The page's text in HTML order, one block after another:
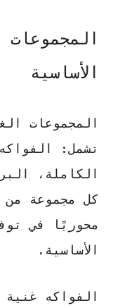
الأساسية
المجموعات
تشمل:
الكاملة،
كل مجموعة من
محوريًا في
الأساسية.
الفواكه غنية